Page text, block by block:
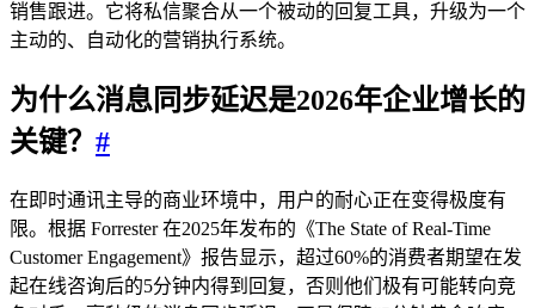
销售跟进。它将私信聚合从一个被动的回复工具，升级为一个
主动的、自动化的营销执行系统。
为什么消息同步延迟是2026年企业增长的
关键？ #
在即时通讯主导的商业环境中，用户的耐心正在变得极度有
限。根据 Forrester 在2025年发布的《The State of Real-Time
Customer Engagement》报告显示，超过60%的消费者期望在发
起在线咨询后的5分钟内得到回复，否则他们极有可能转向竞